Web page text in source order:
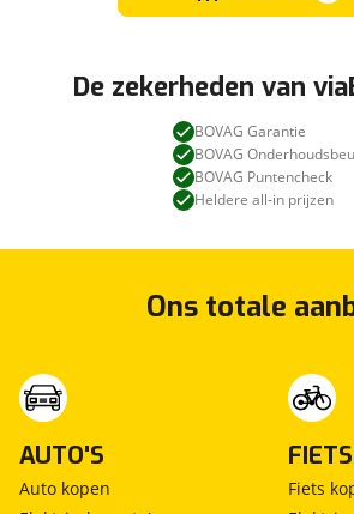
De zekerheden van
BOVAG Garantie
BOVAG
BOVAG Puntencheck
Heldere all-in prijzen
Ons totale
AUTO'S
Auto kopen
Fiets